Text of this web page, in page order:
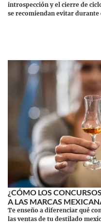
introspección y el cierre de
se recomiendan evitar durante
¿CÓMO LOS
A LAS MARCAS
Te enseño a diferenciar qué
las ventas de tu destilado